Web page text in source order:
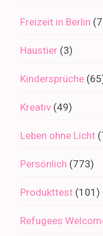
Freizeit in Berlin
Haustier (3)
Kindersprüche
Kreativ (49)
Leben ohne Licht
Persönlich (773)
Produkttest (101)
Refugees